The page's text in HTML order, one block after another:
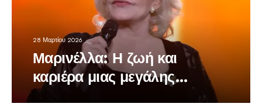
28 Μαρτίου 2026
Μαρινέλλα: Η ζωή και
καριέρα μιας μεγάλης
τραγουδίστριας